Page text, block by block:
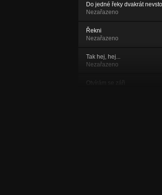
Do jedné řeky dvakrát
Nezařazeno
Řekni
Nezařazeno
Tak hej, hej...
Nezařazeno
Otvírám se záři